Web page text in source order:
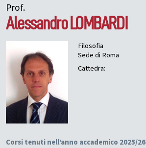
Prof.
Alessandro LOMBARDI
Filosofia
Sede di Roma
Cattedra:
Corsi tenuti nell’anno accademico 2025/26